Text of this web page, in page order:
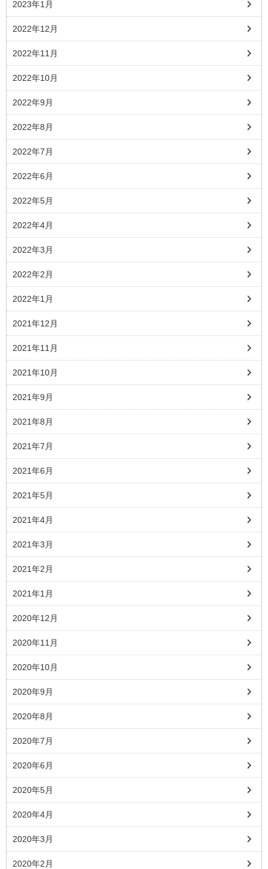
2023年1月
2022年12月
2022年11月
2022年10月
2022年9月
2022年8月
2022年7月
2022年6月
2022年5月
2022年4月
2022年3月
2022年2月
2022年1月
2021年12月
2021年11月
2021年10月
2021年9月
2021年8月
2021年7月
2021年6月
2021年5月
2021年4月
2021年3月
2021年2月
2021年1月
2020年12月
2020年11月
2020年10月
2020年9月
2020年8月
2020年7月
2020年6月
2020年5月
2020年4月
2020年3月
2020年2月